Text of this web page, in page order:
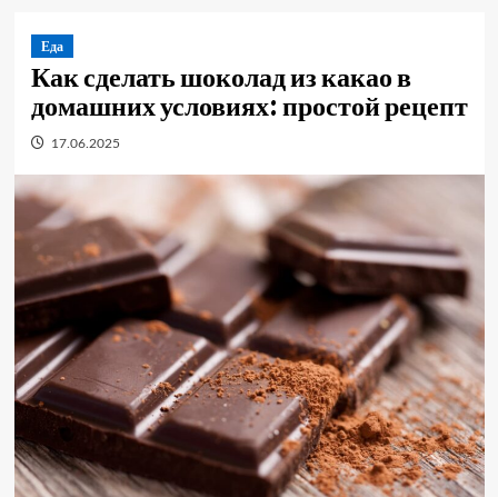
Еда
Как сделать шоколад из какао в
домашних условиях: простой рецепт
17.06.2025